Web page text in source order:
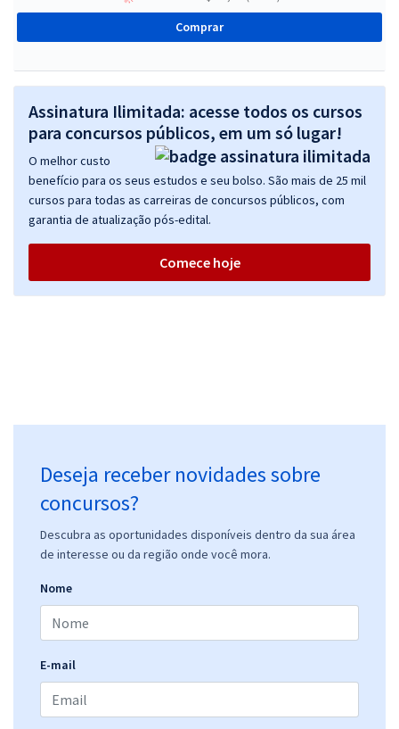
Comprar
Assinatura Ilimitada: acesse todos os cursos
para concursos públicos, em um só lugar!
O melhor custo
benefício para os seus estudos e seu bolso. São mais de 25 mil
cursos para todas as carreiras de concursos públicos, com
garantia de atualização pós-edital.
Comece hoje
Deseja receber novidades sobre
concursos?
Descubra as oportunidades disponíveis dentro da sua área
de interesse ou da região onde você mora.
Nome
E-mail